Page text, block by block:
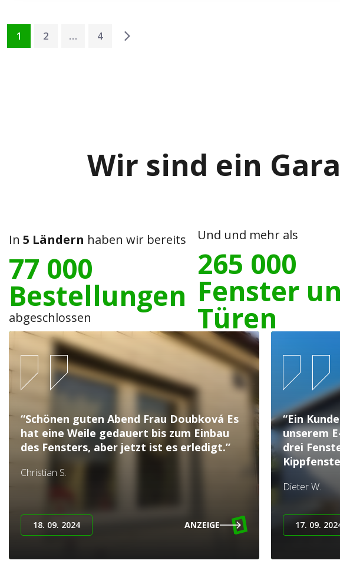
1 2 … 4
Wir sind ein
In 5 Ländern haben wir bereits
77 000
Bestellungen
abgeschlossen
Und und mehr als
265 000
Fenster
Türen
“Schönen guten Abend Frau Doubková Es
hat eine Weile gedauert bis zum Einbau
des Fensters, aber jetzt ist es erledigt.”
Christian S.
18. 09. 2024 ANZEIGE
“Ein
unserem
drei
Dieter W.
17. 09.